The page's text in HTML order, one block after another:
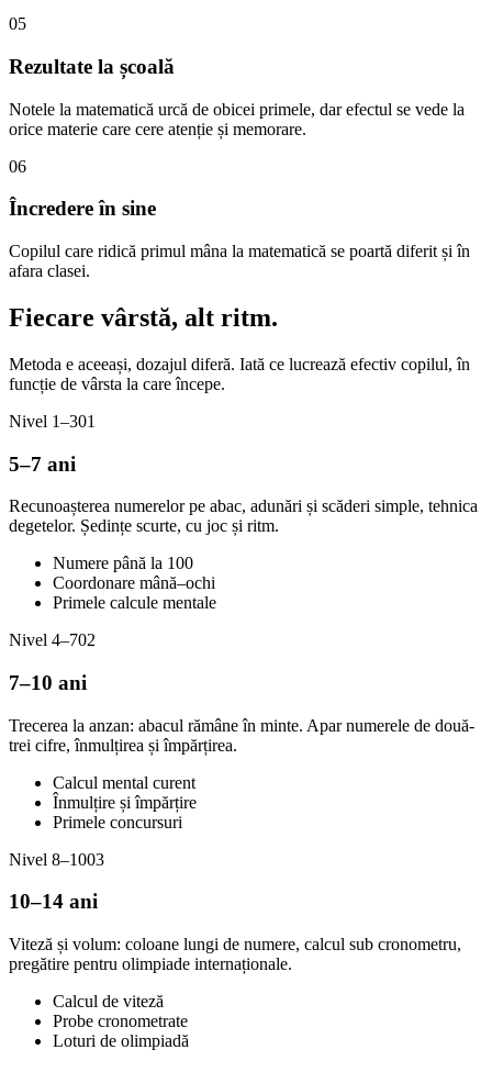
05
Rezultate la școală
Notele la matematică urcă de obicei primele, dar efectul se vede la
orice materie care cere atenție și memorare.
06
Încredere în sine
Copilul care ridică primul mâna la matematică se poartă diferit și în
afara clasei.
Fiecare vârstă, alt ritm.
Metoda e aceeași, dozajul diferă. Iată ce lucrează efectiv copilul, în
funcție de vârsta la care începe.
Nivel 1–301
5–7 ani
Recunoașterea numerelor pe abac, adunări și scăderi simple, tehnica
degetelor. Ședințe scurte, cu joc și ritm.
Numere până la 100
Coordonare mână–ochi
Primele calcule mentale
Nivel 4–702
7–10 ani
Trecerea la anzan: abacul rămâne în minte. Apar numerele de două-
trei cifre, înmulțirea și împărțirea.
Calcul mental curent
Înmulțire și împărțire
Primele concursuri
Nivel 8–1003
10–14 ani
Viteză și volum: coloane lungi de numere, calcul sub cronometru,
pregătire pentru olimpiade internaționale.
Calcul de viteză
Probe cronometrate
Loturi de olimpiadă